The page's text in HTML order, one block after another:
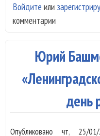
Войдите или
комментарии
Юрий
день
Опубликованочт, 25/